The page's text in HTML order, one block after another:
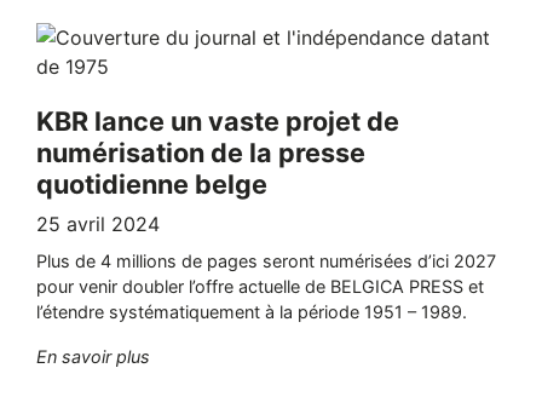
KBR lance un vaste projet de
numérisation de la presse
quotidienne belge
25 avril 2024
Plus de 4 millions de pages seront numérisées d’ici 2027
pour venir doubler l’offre actuelle de BELGICA PRESS et
l’étendre systématiquement à la période 1951 – 1989.
En savoir plus